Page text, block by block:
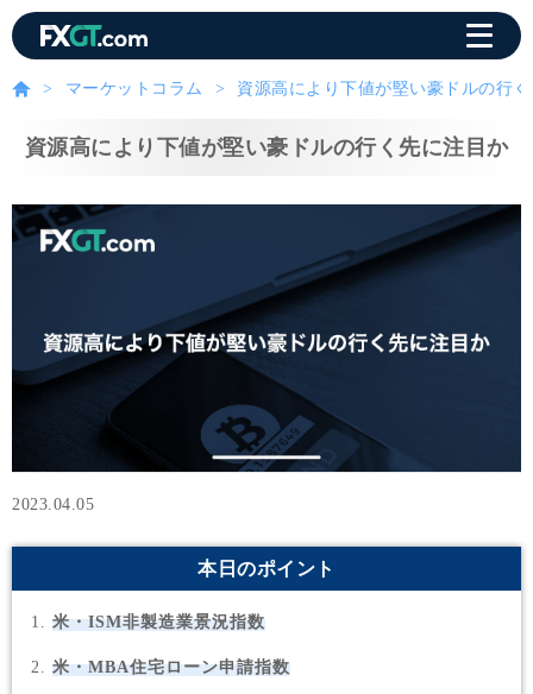
マーケットコラム 資源高により下値が堅い豪ドルの行
資源高により下値が堅い豪ドルの行く先に注目か
2023.04.05
本日のポイント
米・ISM非製造業景況指数
米・MBA住宅ローン申請指数